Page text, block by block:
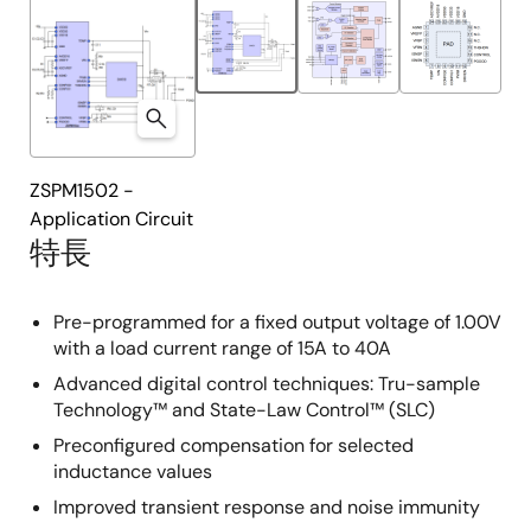
特長
Pre-programmed for a fixed output voltage of 1.00V
with a load current range of 15A to 40A
Advanced digital control techniques: Tru-sample
Technology™ and State-Law Control™ (SLC)
Preconfigured compensation for selected
inductance values
Improved transient response and noise immunity
ZSPM1502 -
Application Circuit